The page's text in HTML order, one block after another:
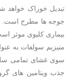
تبدیل خوراک خواهد
جوجه ها مطرح است.
بیماری کلیوی موثر
منیزیم سولفات به
سوی غشای تمامی